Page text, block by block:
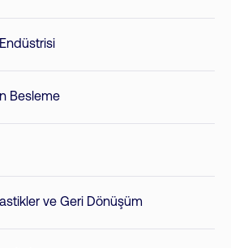
Besleme
ve Geri Dönüşüm